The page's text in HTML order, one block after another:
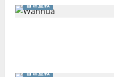
普世宣教
普世宣教